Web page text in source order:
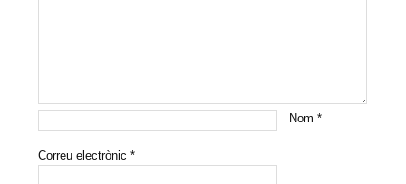
Nom*
Correu electrònic*